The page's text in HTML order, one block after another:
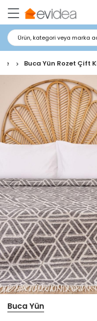
Ürün, kategori veya marka
Buca Yün Rozet Çift
Buca Yün